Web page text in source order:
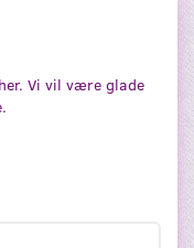
Vi vil være glade